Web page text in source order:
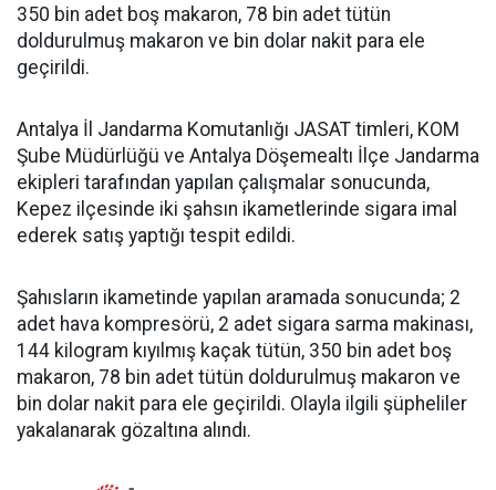
350 bin adet boş makaron, 78 bin adet tütün
doldurulmuş makaron ve bin dolar nakit para ele
geçirildi.
Antalya İl Jandarma Komutanlığı JASAT timleri, KOM
Şube Müdürlüğü ve Antalya Döşemealtı İlçe Jandarma
ekipleri tarafından yapılan çalışmalar sonucunda,
Kepez ilçesinde iki şahsın ikametlerinde sigara imal
ederek satış yaptığı tespit edildi.
Şahısların ikametinde yapılan aramada sonucunda; 2
adet hava kompresörü, 2 adet sigara sarma makinası,
144 kilogram kıyılmış kaçak tütün, 350 bin adet boş
makaron, 78 bin adet tütün doldurulmuş makaron ve
bin dolar nakit para ele geçirildi. Olayla ilgili şüpheliler
yakalanarak gözaltına alındı.